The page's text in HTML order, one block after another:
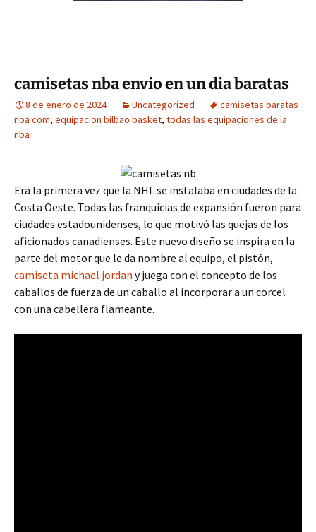
camisetas nba envio en un dia baratas
8 de enero de 2024 Uncategorized
camisetas baratas
nba com, equipacion bilbao basket, todas las equipaciones de la
nba
Era la primera vez que la NHL se instalaba en ciudades de la
Costa Oeste. Todas las franquicias de expansión fueron para
ciudades estadounidenses, lo que motivó las quejas de los
aficionados canadienses. Este nuevo diseño se inspira en la
parte del motor que le da nombre al equipo, el pistón,
camiseta michael jordan y juega con el concepto de los
caballos de fuerza de un caballo al incorporar a un corcel
con una cabellera flameante.